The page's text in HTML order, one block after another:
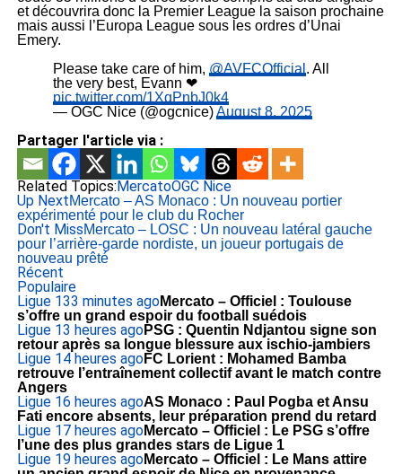
et découvrira donc la Premier League la saison prochaine
mais aussi l’Europa League sous les ordres d’Unai
Emery.
Please take care of him, @AVFCOfficial . All
the very best, Evann ❤
pic.twitter.com/1XqPnbJ0k4
— OGC Nice (@ogcnice)August 8, 2025
Partager l'article via :
Related Topics:MercatoOGC Nice
Up NextMercato – AS Monaco : Un nouveau portier
expérimenté pour le club du Rocher
Don't MissMercato – LOSC : Un nouveau latéral gauche
pour l’arrière-garde nordiste, un joueur portugais de
nouveau prêté
Récent
Populaire
Ligue 133 minutes agoMercato – Officiel : Toulouse
s’offre un grand espoir du football suédois
Ligue 13 heures agoPSG : Quentin Ndjantou signe son
retour après sa longue blessure aux ischio-jambiers
Ligue 14 heures agoFC Lorient : Mohamed Bamba
retrouve l’entraînement collectif avant le match contre
Angers
Ligue 16 heures agoAS Monaco : Paul Pogba et Ansu
Fati encore absents, leur préparation prend du retard
Ligue 17 heures agoMercato – Officiel : Le PSG s’offre
l’une des plus grandes stars de Ligue 1
Ligue 19 heures agoMercato – Officiel : Le Mans attire